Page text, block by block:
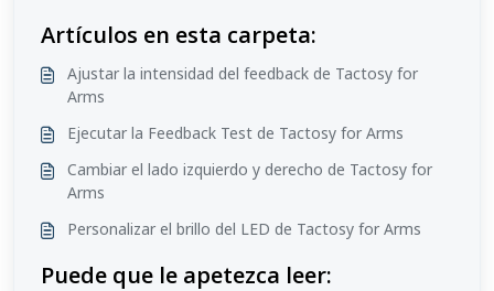
Artículos en esta carpeta:
Ajustar la intensidad del feedback de Tactosy for
Arms
Ejecutar la Feedback Test de Tactosy for Arms
Cambiar el lado izquierdo y derecho de Tactosy for
Arms
Personalizar el brillo del LED de Tactosy for Arms
Puede que le apetezca leer: